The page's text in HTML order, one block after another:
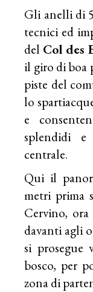
Gli anelli di
tecnici ed
del Col des
il giro di boa
piste del
lo
e
splendidi
centrale.
Qui il
metri prima
Cervino, ora
davanti agli
si prosegue
bosco, per
zona di